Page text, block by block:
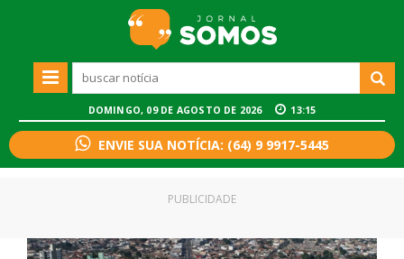
DOMINGO, 09 DE AGOSTO DE 2026 13:15
ENVIE SUA NOTÍCIA: (64) 9 9917-5445
PUBLICIDADE